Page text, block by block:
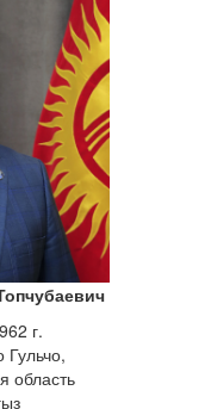
г.
Гульчо,
область